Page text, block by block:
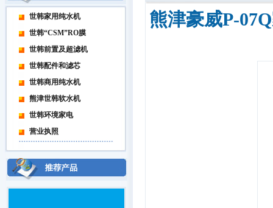
世韩家用纯水机
世韩“CSM”RO膜
世韩前置及超滤机
世韩配件和滤芯
世韩商用纯水机
熊津世韩软水机
世韩环境家电
营业执照
熊津豪威P-